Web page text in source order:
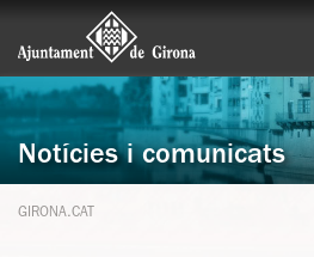
Notícies i comunicats
GIRONA.CAT